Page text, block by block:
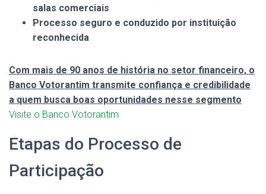
salas comerciais
Processo seguro e conduzido por instituição
reconhecida
Com mais de 90 anos de história no setor financeiro, o
Banco Votorantim transmite confiança e credibilidade
a quem busca boas oportunidades nesse segmento
Visite o Banco Votorantim
Etapas do Processo de
Participação